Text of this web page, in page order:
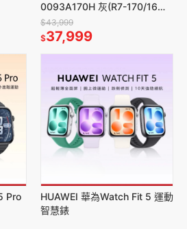
0093A170H 灰(R7-170/16
吋/16G/512G/4050@6G)
$43,999
$37,999
Pro
HUAWEI 華為Watch Fit 5 運動
智慧錶